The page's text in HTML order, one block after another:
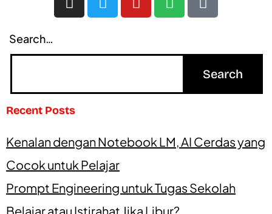
Search…
Recent Posts
Kenalan dengan Notebook LM, AI Cerdas yang
Cocok untuk Pelajar
Prompt Engineering untuk Tugas Sekolah
Belajar atau Istirahat Jika Libur?